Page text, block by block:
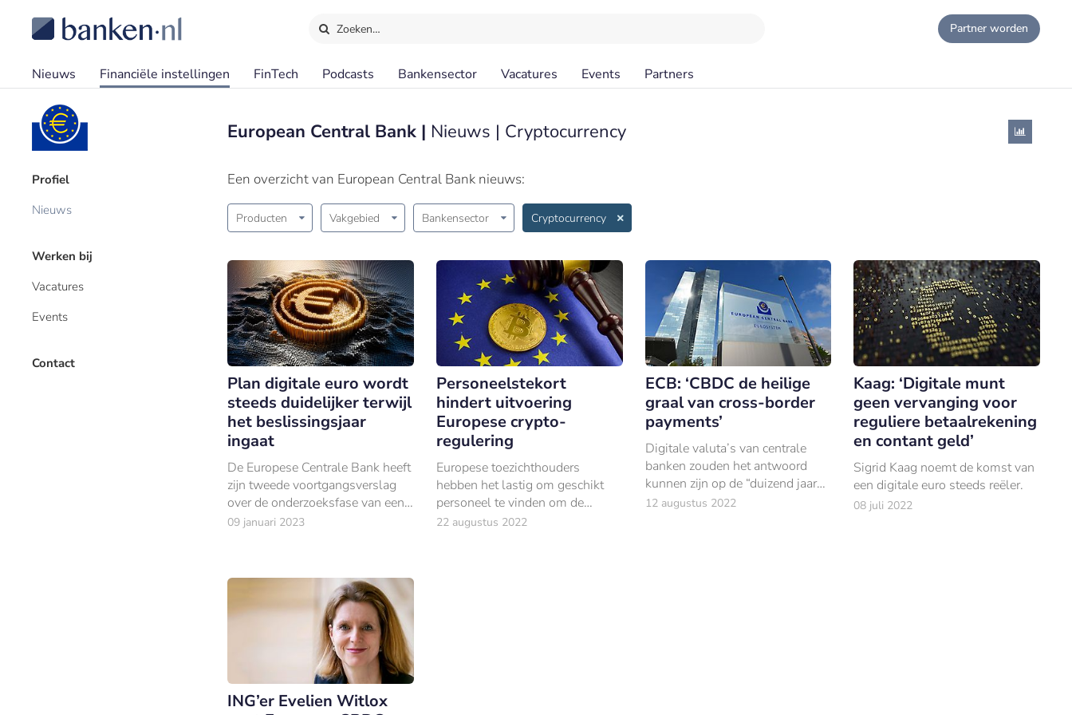
Zoeken… Partner worden
Nieuws Financiële instellingen FinTech Podcasts Bankensector Vacatures Events Partners
Profiel
Nieuws
Werken bij
Vacatures
Events
Contact
European Central Bank | Nieuws | Cryptocurrency
Een overzicht van European Central Bank nieuws:
Producten Vakgebied Bankensector Cryptocurrency
Plan digitale euro wordt
steeds duidelijker terwijl
het beslissingsjaar
ingaat
De Europese Centrale Bank heeft
zijn tweede voortgangsverslag
over de onderzoeksfase van een
digitale euro gepubliceerd.
09 januari 2023
Personeelstekort
hindert uitvoering
Europese crypto-
regulering
Europese toezichthouders
hebben het lastig om geschikt
personeel te vinden om de
cryptomarkt te reguleren.
22 augustus 2022
ECB: ‘CBDC de heilige
graal van cross-border
payments’
Digitale valuta’s van centrale
banken zouden het antwoord
kunnen zijn op de “duizend jaar
durende zoektocht naar de
12 augustus 2022
Kaag: ‘Digitale munt
geen vervanging voor
reguliere betaalrekening
en contant geld’
Sigrid Kaag noemt de komst van
een digitale euro steeds reëler.
08 juli 2022
ING’er Evelien Witlox